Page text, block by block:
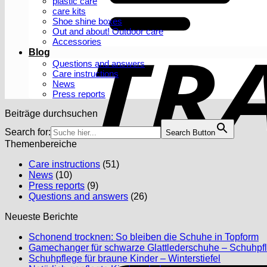
care kits
Shoe shine boxes
Out and about! Outdoor care
Accessories
Blog
Questions and answers
Care instructions
News
Press reports
Beiträge durchsuchen
Search for:
Search Button
Themenbereiche
Care instructions (51)
News (10)
Press reports (9)
Questions and answers (26)
Neueste Berichte
Schonend trocknen: So bleiben die Schuhe in TopformNo
Gamechanger für schwarze Glattlederschuhe –
Schuhpflege für braune Kinder – Winterstiefel